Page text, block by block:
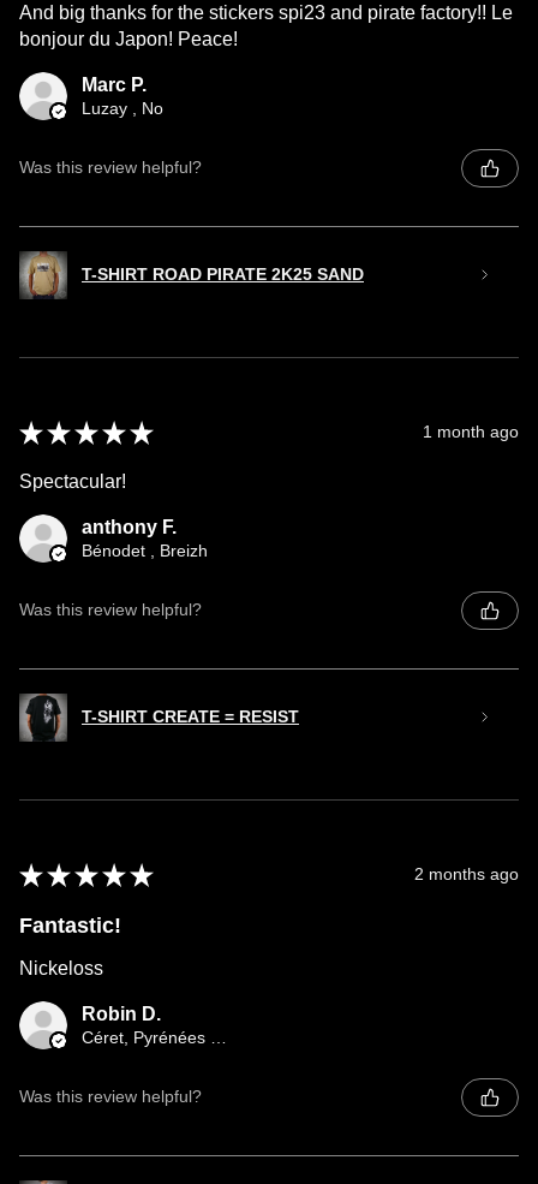
And big thanks for the stickers spi23 and pirate factory!! Le
bonjour du Japon! Peace!
Marc P.
Luzay , No
Was this review helpful?
T-SHIRT ROAD PIRATE 2K25 SAND
★ ★ ★ ★ ★ 1 month ago
Spectacular!
anthony F.
Bénodet , Breizh
Was this review helpful?
T-SHIRT CREATE = RESIST
★ ★ ★ ★ ★ 2 months ago
Fantastic!
Nickeloss
Robin D.
Was this review helpful?